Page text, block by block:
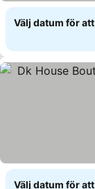
Välj datum för
Välj datum för